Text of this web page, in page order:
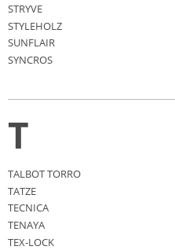
STRYVE
STYLEHOLZ
SUNFLAIR
SYNCROS
T
TALBOT TORRO
TATZE
TECNICA
TENAYA
TEX-LOCK